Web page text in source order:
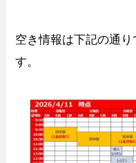
空き情報は下記の通
す。